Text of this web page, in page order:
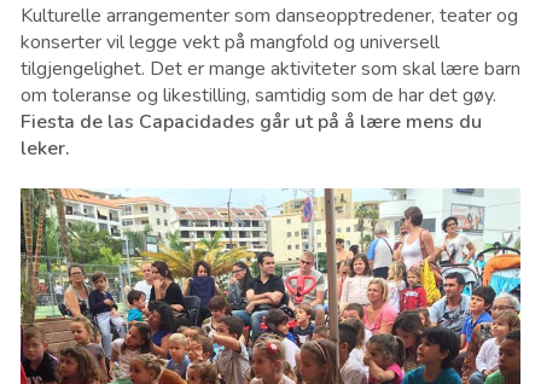
Kulturelle arrangementer som danseopptredener, teater og
konserter vil legge vekt på mangfold og universell
tilgjengelighet. Det er mange aktiviteter som skal lære barn
om toleranse og likestilling, samtidig som de har det gøy.
Fiesta de las Capacidades går ut på å lære mens du
leker.